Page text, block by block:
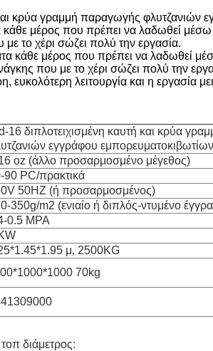
κρύα γραμμή παραγωγής φλυτζανιών
μέρος που πρέπει να λαδωθεί
το χέρι σώζει πολύ την εργασία.
κάθε μέρος που πρέπει να λαδωθεί
που με το χέρι σώζει πολύ την
ευκολότερη λειτουργία και η εργασία
16 διπλοτειχισμένη καυτή και κρύα
εγγράφου
oz (άλλο προσαρμοσμένο μέγεθος)
90 PC/πρακτικά
50HZ (ή προσαρμοσμένος)
350g/m2 (ενιαίο ή διπλός-ντυμένο
0.5 MPA
μ, 2500KG
70kg
διάμετρος: